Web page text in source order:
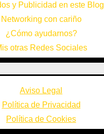
y Publicidad en este Blog
Networking con cariño
¿Cómo ayudarnos?
otras Redes Sociales
Aviso Legal
Política de Privacidad
Política de Cookies